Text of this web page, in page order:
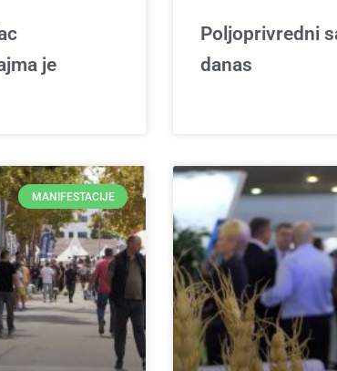
je
Poljoprivredni
danas
MANIFESTACIJE